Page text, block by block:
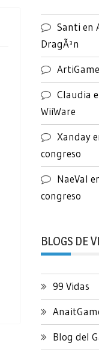
Santi en
DragÃ³n
Claudia
WiiWare
Xanday
congreso
NaeVal
congreso
BLOGS DE
99 Vidas
Blog del